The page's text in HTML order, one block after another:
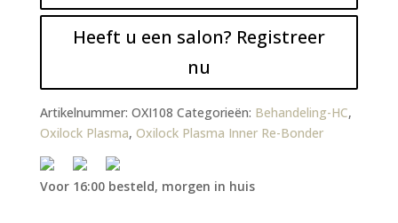
Heeft u een salon? Registreer
nu
Artikelnummer: OXI108 Categorieën: Behandeling-HC,
Oxilock Plasma, Oxilock Plasma Inner Re-Bonder
Voor 16:00 besteld, morgen in huis